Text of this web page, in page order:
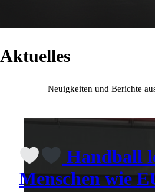
Aktuelles
Neuigkeiten und Berichte
Handball
Menschen wie